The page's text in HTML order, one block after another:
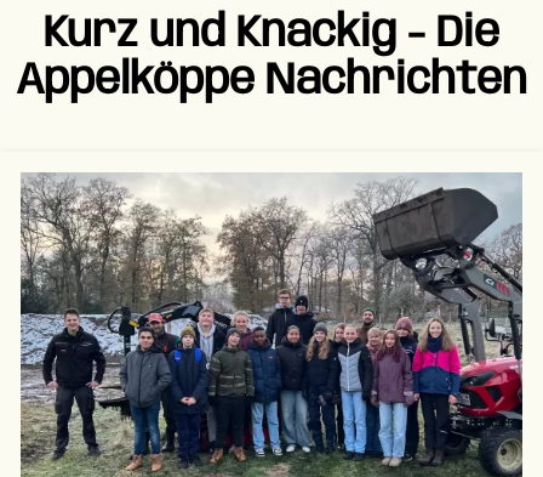
Kurz und Knackig - Die
Appelköppe Nachrichten